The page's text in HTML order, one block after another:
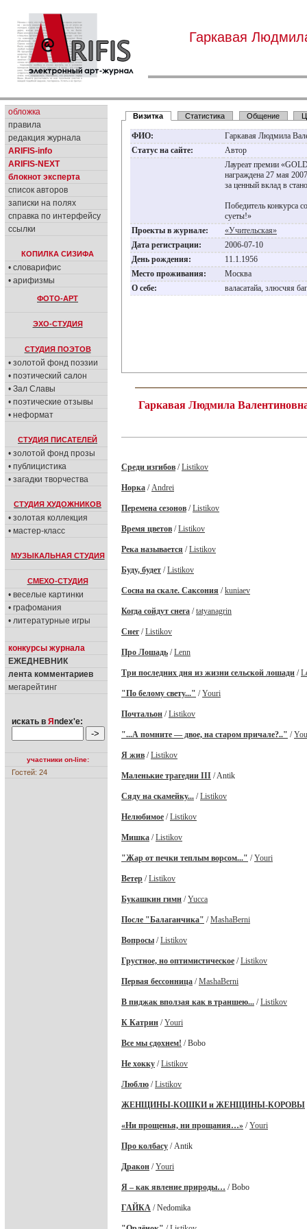
Гаркавая
обложка
правила
редакция журнала
ARIFIS-info
ARIFIS-NEXT
блокнот эксперта
список авторов
записки на полях
справка по интерфейсу
ссылки
КОПИЛКА СИЗИФА
• словарифис
• арифизмы
ФОТО-АРТ
ЭХО-СТУДИЯ
СТУДИЯ ПОЭТОВ
• золотой фонд поэзии
• поэтический салон
• Зал Славы
• поэтические отзывы
• неформат
СТУДИЯ ПИСАТЕЛЕЙ
• золотой фонд прозы
• публицистика
• загадки творчества
СТУДИЯ ХУДОЖНИКОВ
• золотая коллекция
• мастер-класс
МУЗЫКАЛЬНАЯ СТУДИЯ
СМЕХО-СТУДИЯ
• веселые картинки
• графомания
• литературные игры
конкурсы журнала
ЕЖЕДНЕВНИК
лента комментариев
мегарейтинг
искать в Я ndex'е:
участники on-line:
Гостей: 24
Визитка Статистика Общение
ФИО:
Гаркавая Людмила
Статус на сайте:
Автор
Лауреат премии
награждена 27 мая
за ценный вклад в
Победитель конкурса
суеты!»
Проекты в журнале:
«Учительская»
Дата регистрации:
2006-07-10
День рождения:
11.1.1956
Место проживания:
Москва
О себе:
валасатайа, злюсчяя
Гаркавая Людмила
Среди изгибов /Listikov
Норка /Andrei
Перемена сезонов /Listikov
Время цветов /Listikov
Река называется /Listikov
Буду, будет /Listikov
Сосна на скале. Саксония /kuniaev
Когда сойдут снега /tatyanagrin
Снег/Listikov
Про Лошадь /Lenn
Три последних дня из жизни сельской лошади /
"По белому свету..." /Youri
Почтальон /Listikov
"...А помните — двое, на старом причале?.." /
Я жив /Listikov
Маленькие трагедии III / Antik
Сяду на скамейку... /Listikov
Нелюбимое /Listikov
Мишка /Listikov
"Жар от печки теплым ворсом..." /Youri
Ветер /Listikov
Букашкин гимн /Yucca
После "Балаганчика" /MashaBerni
Вопросы /Listikov
Грустное, но оптимистическое /Listikov
Первая бессонница /MashaBerni
В пиджак вползая как в траншею... /Listikov
К Катрин /Youri
Все мы сдохнем! / Bobo
Не хокку /Listikov
Люблю /Listikov
ЖЕНЩИНЫ-КОШКИ и ЖЕНЩИНЫ-КОРОВЫ
«Ни прощенья, ни прощания…» /Youri
Про колбасу / Antik
Дракон /Youri
Я – как явление природы… / Bobo
ГАЙКА / Nedomika